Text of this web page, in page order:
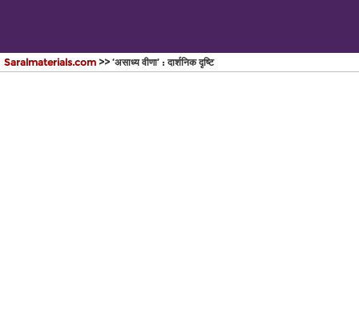
Saralmaterials.com >> ‘असाध्य वीणा’ : दार्शनिक दृष्टि